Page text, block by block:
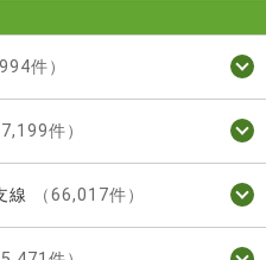
件）
件）
線 （66,017件）